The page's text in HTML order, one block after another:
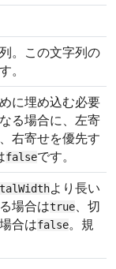
。この文字列の
。
に埋め込む必要
る場合に、左寄
、右寄せを優先す
falseです。
より長い
場合はtrue、切
合はfalse。規